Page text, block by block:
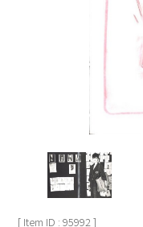
[ Item ID : 95992 ]